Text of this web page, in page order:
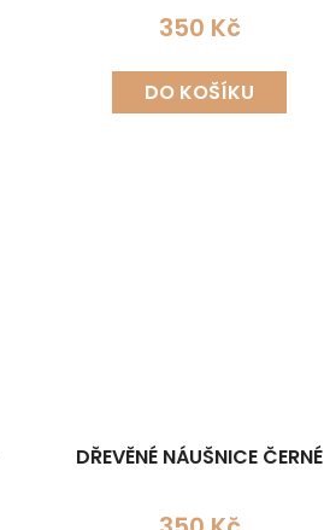
350 Kč
DO KOŠÍKU
DŘEVĚNÉ NÁUŠNICE ČERNÉ